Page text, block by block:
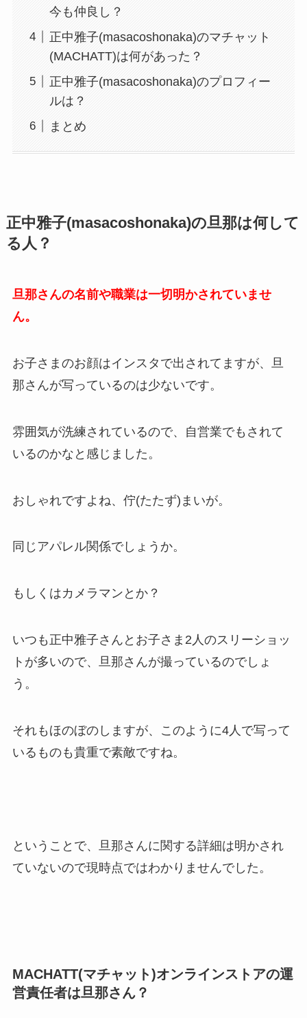
今も仲良し？
正中雅子(masacoshonaka)のマチャット
(MACHATT)は何があった？
正中雅子(masacoshonaka)のプロフィー
ルは？
まとめ
正中雅子(masacoshonaka)の旦那は何して
る人？
旦那さんの名前や職業は一切明かされていませ
ん。
お子さまのお顔はインスタで出されてますが、旦
那さんが写っているのは少ないです。
雰囲気が洗練されているので、自営業でもされて
いるのかなと感じました。
おしゃれですよね、佇(たたず)まいが。
同じアパレル関係でしょうか。
もしくはカメラマンとか？
いつも正中雅子さんとお子さま2人のスリーショッ
トが多いので、旦那さんが撮っているのでしょ
う。
それもほのぼのしますが、このように4人で写って
いるものも貴重で素敵ですね。
ということで、旦那さんに関する詳細は明かされ
ていないので現時点ではわかりませんでした。
MACHATT(マチャット)オンラインストアの運
営責任者は旦那さん？